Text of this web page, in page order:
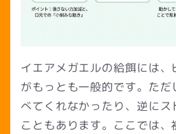
イエアメガエルの給餌には
がもっとも一般的です。た
べてくれなかったり、逆にス
こともあります。ここでは